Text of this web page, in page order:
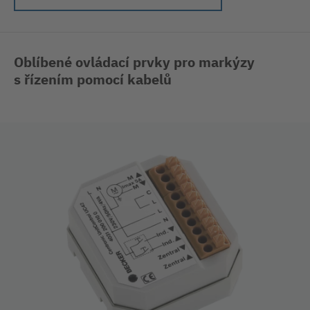
Oblíbené ovládací prvky pro markýzy
s řízením pomocí kabelů